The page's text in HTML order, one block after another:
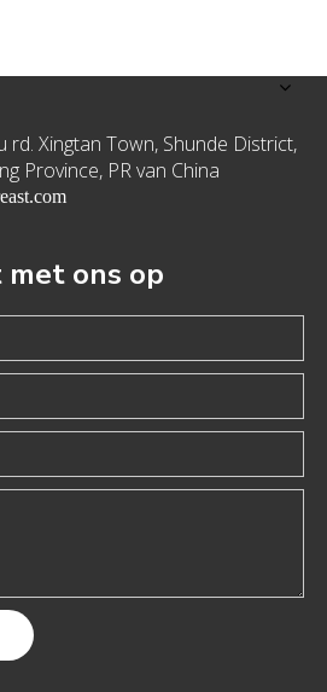
rd. Xingtan Town, Shunde District,
Province, PR van China
met ons op